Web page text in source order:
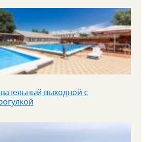
выходной с